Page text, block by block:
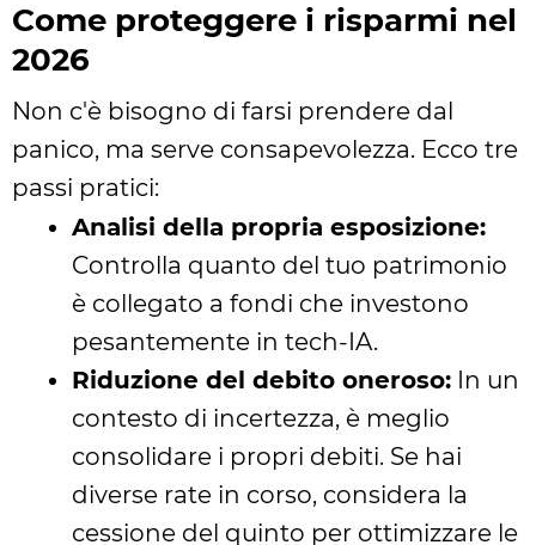
Come proteggere i risparmi nel
2026
Non c'è bisogno di farsi prendere dal
panico, ma serve consapevolezza. Ecco tre
passi pratici:
Analisi della propria esposizione:
Controlla quanto del tuo patrimonio
è collegato a fondi che investono
pesantemente in tech-IA.
Riduzione del debito oneroso: In un
contesto di incertezza, è meglio
consolidare i propri debiti. Se hai
diverse rate in corso, considera la
cessione del quinto per ottimizzare le